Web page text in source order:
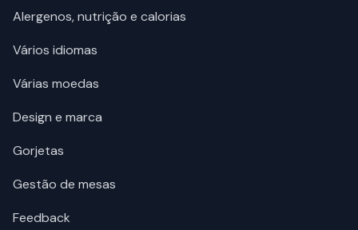
Alergenos, nutrição e calorias
Vários idiomas
Várias moedas
Design e marca
Gorjetas
Gestão de mesas
Feedback